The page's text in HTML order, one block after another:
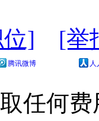
] [举
腾讯微博 人
任何